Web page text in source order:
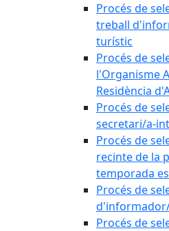
Procés de
treball
turístic
Procés de
l'Organisme
Residència
Procés de
secretari/a-
Procés de
recinte de la
temporada
Procés de
Procés de